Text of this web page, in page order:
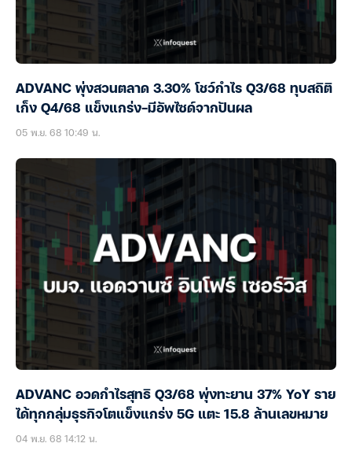
ADVANC พุ่งสวนตลาด 3.30% โชว์กำไร Q3/68 ทุบสถิติ
เก็ง Q4/68 แข็งแกร่ง-มีอัพไซด์จากปันผล
05 พ.ย. 68 10:49 น.
ADVANC อวดกำไรสุทธิ Q3/68 พุ่งทะยาน 37% YoY ราย
ได้ทุกกลุ่มธุรกิจโตแข็งแกร่ง 5G แตะ 15.8 ล้านเลขหมาย
04 พ.ย. 68 14:12 น.